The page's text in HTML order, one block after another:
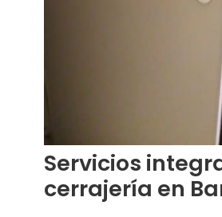
Servicios
cerrajería en